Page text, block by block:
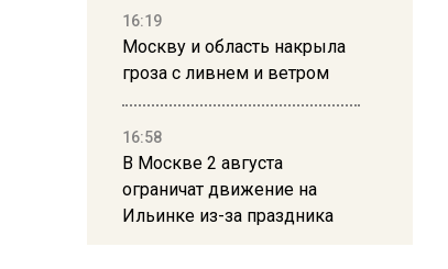
16:19
Москву и область накрыла
гроза с ливнем и ветром
16:58
В Москве 2 августа
ограничат движение на
Ильинке из-за праздника